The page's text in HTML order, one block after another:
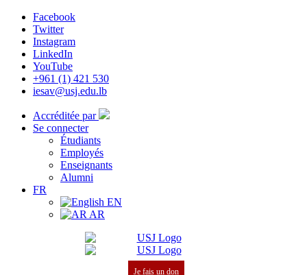
Facebook
Twitter
Instagram
LinkedIn
YouTube
+961 (1) 421 530
iesav@usj.edu.lb
Accréditée par
Se connecter
Étudiants
Employés
Enseignants
Alumni
FR
EN
AR
Je fais un don